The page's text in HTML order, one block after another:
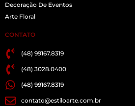
Decoração De Eventos
Arte Floral
CONTATO
(48) 99167.8319
(48) 3028.0400
(48) 99167.8319
contato@estiloarte.com.br